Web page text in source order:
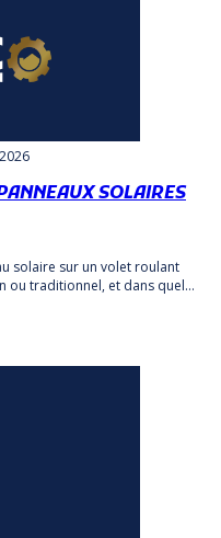
SOLAIRES
solaire sur un volet roulant
ou traditionnel, et dans quels